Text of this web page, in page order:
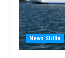
News Sicilia